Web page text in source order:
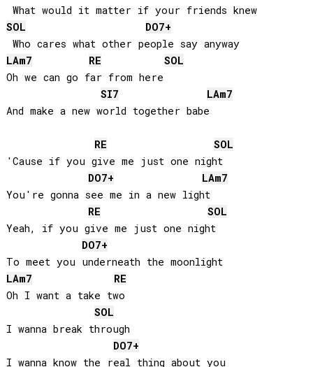
What would it matter if your friends knew
SOL
DO7+
LAm7 RE
SOL
Oh we can go far from here
SI7 LAm7
And make a new world together babe
RE
SOL
'Cause if you give me just one night
DO7+ LAm7
You're gonna see me in a new light
RE
SOL
Yeah, if you give me just one night
DO7+
To meet you underneath the moonlight
LAm7
RE
Oh I want a take two
SOL
I wanna break through
DO7+